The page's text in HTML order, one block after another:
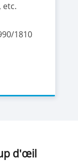
etc.
1810
d'œil